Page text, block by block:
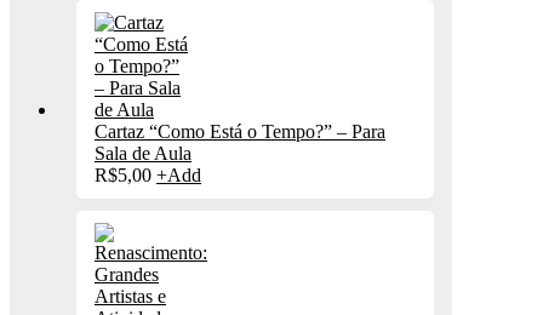
Cartaz “Como Está o Tempo?” – Para
Sala de Aula
R$5,00 +Add